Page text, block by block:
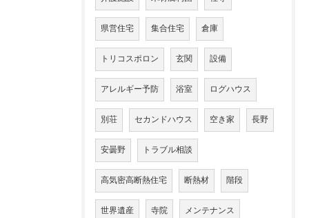
県営住宅 集合住宅 倉庫
トリコスポロン 玄関 設備
アレルギー予防 浴室 ログハウス
別荘 セカンドハウス 空き家 長野
安曇野 トラブル相談
高気密高断熱住宅 断熱材 階段
世界遺産 寺院 メンテナンス